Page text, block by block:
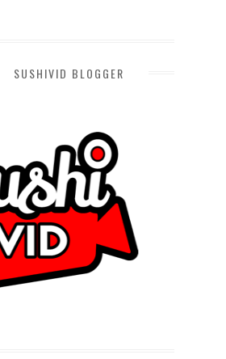
SUSHIVID BLOGGER